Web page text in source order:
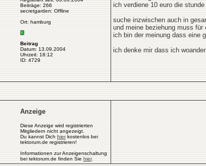
Beiträge: 266
secretgarden: Offline
Ort: hamburg
Beitrag
Datum: 13.09.2004
Uhrzeit: 18:12
ID: 4729
ich verdiene 10 euro die
suche inzwischen auch in
und meine beziehung muss für
ich bin der meinung dass eine
ich denke mir dass ich
Anzeige
Diese Anzeige wird registrierten
Mitgliedern nicht angezeigt.
Du kannst Dich hierkostenlos bei
tektorum.de registrieren!
Informationen zur Anzeigenschaltung
bei tektorum.de finden Sie hier.